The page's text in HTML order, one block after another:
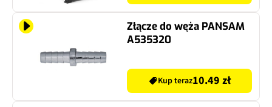
Złącze do węża PANSAM
A535320
Kup teraz10.49 zł